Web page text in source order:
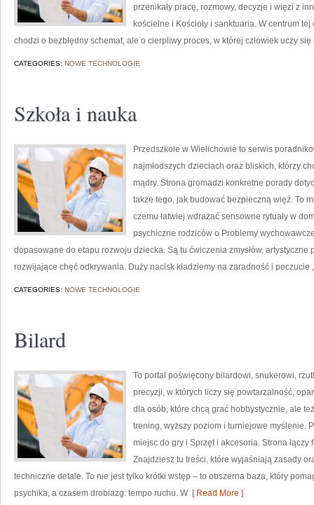
przenikały pracę, rozmowy, decyzje i więzi z
kościelne i Kościoły i sanktuaria. W centrum
chodzi o bezbłędny schemat, ale o cierpliwy proces, w której człowiek uczy
CATEGORIES: NOWE TECHNOLOGIE
Szkoła i nauka
Przedszkole w Wielichowie to serwis
najmłodszych dzieciach oraz bliskich, którzy
mądry. Strona gromadzi konkretne porady
także tego, jak budować bezpieczną więź. To
czemu łatwiej wdrażać sensowne rytuały w
psychiczne rodziców o Problemy
dopasowane do etapu rozwoju dziecka. Są tu ćwiczenia zmysłów,
rozwijające chęć odkrywania. Duży nacisk kładziemy na zaradność i poczucie
CATEGORIES: NOWE TECHNOLOGIE
Bilard
To portal poświęcony bilardowi, snukerowi,
precyzji, w których liczy się powtarzalność,
dla osób, które chcą grać hobbystycznie, ale
trening, wyższy poziom i turniejowe myślenie.
miejsc do gry i Sprzęt i akcesoria. Strona
Znajdziesz tu treści, które wyjaśniają zasady
techniczne detale. To nie jest tylko krótki wstęp – to obszerna baza, który
psychika, a czasem drobiazg: tempo ruchu. W [ Read More ]